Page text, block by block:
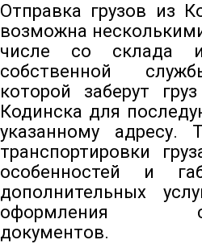
Отправка грузов из
возможна
числе со склада
собственной
которой заберут
Кодинска для
указанному адресу.
транспортировки
особенностей и
дополнительных
оформления
документов.